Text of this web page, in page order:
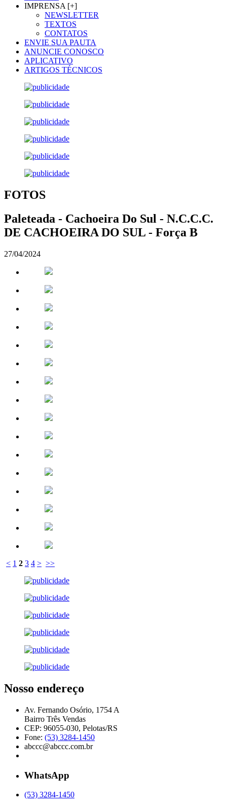
IMPRENSA [+]
NEWSLETTER
TEXTOS
CONTATOS
ENVIE SUA PAUTA
ANUNCIE CONOSCO
APLICATIVO
ARTIGOS TÉCNICOS
FOTOS
Paleteada - Cachoeira Do Sul - N.C.C.C.
DE CACHOEIRA DO SUL - Força B
27/04/2024
< 1 2 3 4 > >>
Nosso endereço
Av. Fernando Osório, 1754 A
Bairro Três Vendas
CEP: 96055-030, Pelotas/RS
Fone: (53) 3284-1450
abccc@abccc.com.br
WhatsApp
(53) 3284-1450